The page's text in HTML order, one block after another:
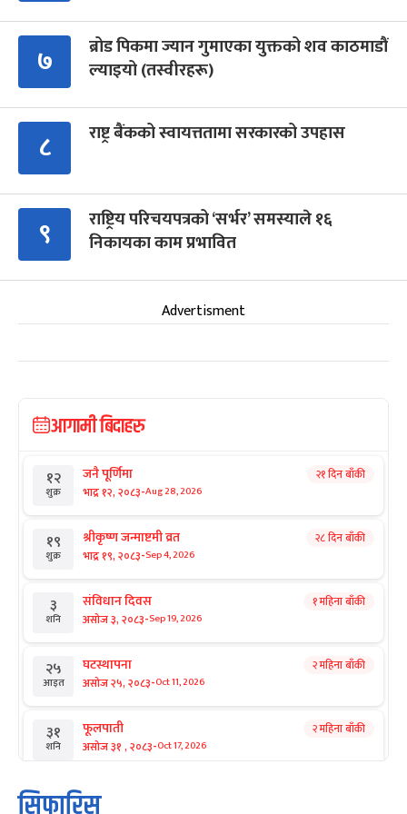
७
ब्रोड पिकमा ज्यान गुमाएका युक्तको शव काठमाडौं
ल्याइयो (तस्वीरहरू)
८ राष्ट्र बैंकको स्वायत्ततामा सरकारको उपहास
९
राष्ट्रिय परिचयपत्रको ‘सर्भर’ समस्याले १६
निकायका काम प्रभावित
Advertisment
आगामी बिदाहरु
१२
शुक्र
जनै पूर्णिमा
भाद्र १२, २०८३-Aug 28, 2026
२१ दिन बाँकी
१९
शुक्र
श्रीकृष्ण जन्माष्टमी व्रत
भाद्र १९, २०८३-Sep 4, 2026
२८ दिन बाँकी
३
शनि
संविधान दिवस
असोज ३, २०८३-Sep 19, 2026
१ महिना बाँकी
२५
आइत
घटस्थापना
असोज २५, २०८३-Oct 11, 2026
२ महिना बाँकी
३१
शनि
फूलपाती
असोज ३१ , २०८३-Oct 17, 2026
२ महिना बाँकी
१
आइत
कार्तिक सङ्क्रान्ति
कार्तिक १, २०८३